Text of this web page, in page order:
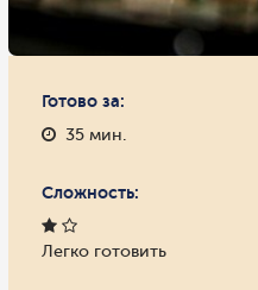
Готово за:
35 мин.
Сложность:
Легко готовить